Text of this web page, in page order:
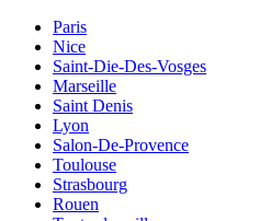
Paris
Nice
Saint-Die-Des-Vosges
Marseille
Saint Denis
Lyon
Salon-De-Provence
Toulouse
Strasbourg
Rouen